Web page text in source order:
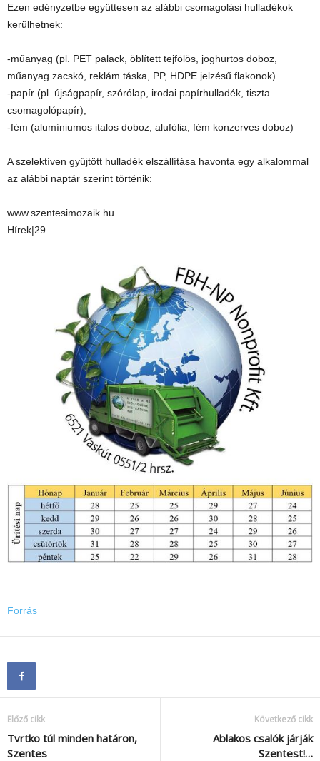
Ezen edényzetbe együttesen az alábbi csomagolási hulladékok
kerülhetnek:
-műanyag (pl. PET palack, öblített tejfölös, joghurtos doboz,
műanyag zacskó, reklám táska, PP, HDPE jelzésű flakonok)
-papír (pl. újságpapír, szórólap, irodai papírhulladék, tiszta
csomagolópapír),
-fém (alumíniumos italos doboz, alufólia, fém konzerves doboz)
A szelektíven gyűjtött hulladék elszállítása havonta egy alkalommal
az alábbi naptár szerint történik:
www.szentesimozaik.hu
Hírek|29
Forrás
Előző cikk
Tvrtko túl minden határon,
Szentes
Következő cikk
Ablakos csalók járják
Szentest!…